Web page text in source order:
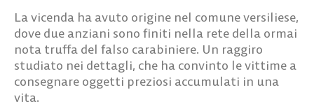
La vicenda ha avuto origine nel comune versiliese,
dove due anziani sono finiti nella rete della ormai
nota truffa del falso carabiniere. Un raggiro
studiato nei dettagli, che ha convinto le vittime a
consegnare oggetti preziosi accumulati in una
vita.